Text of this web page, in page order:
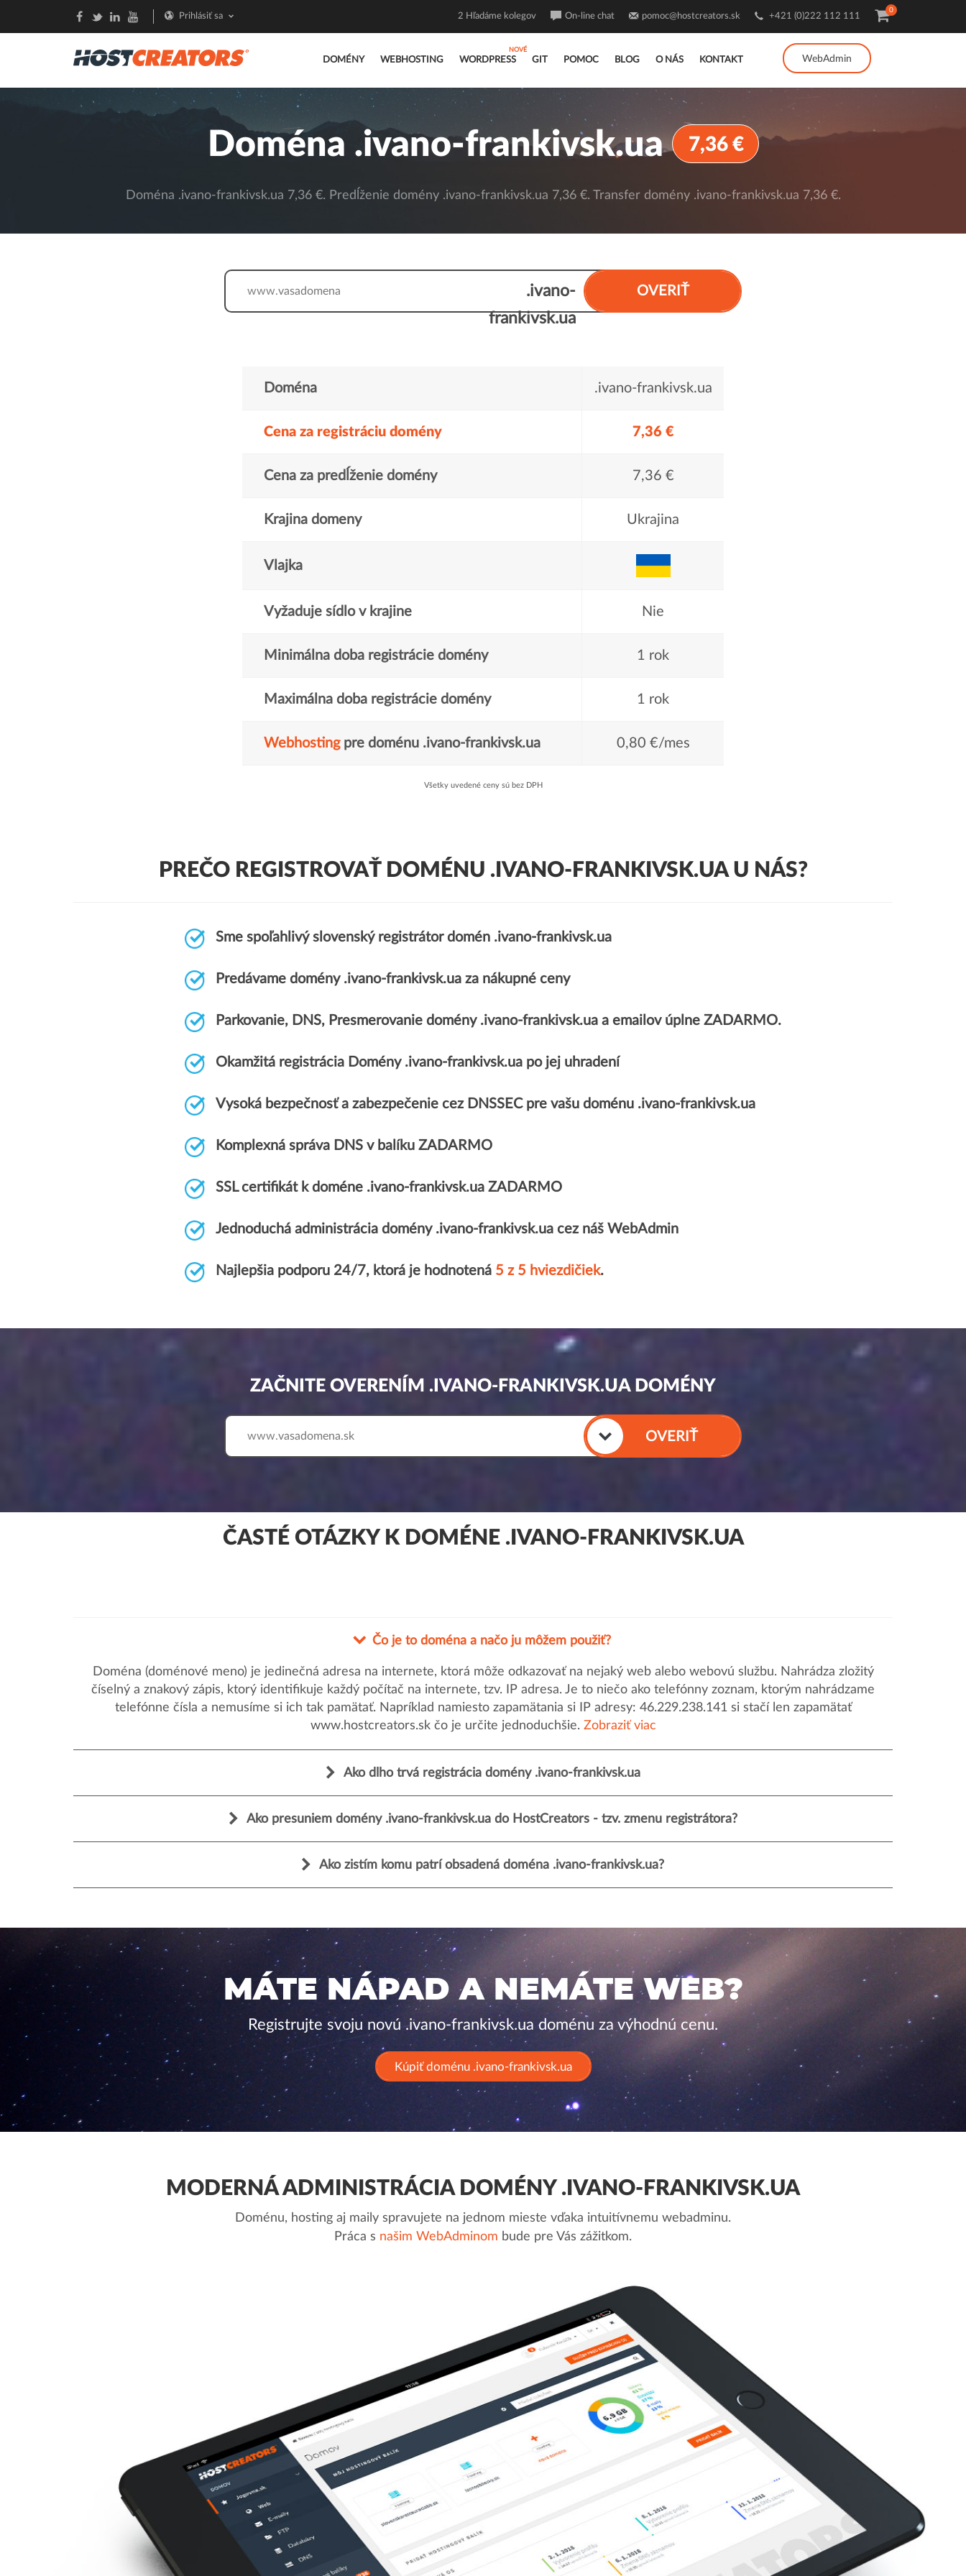
DOMÉNY WEBHOSTING WORDPRESS GIT POMOC BLOG O NÁS KONTAKT WebAdmin
Prihlásiť sa 2 Hľadáme kolegov On-line chat pomoc@hostcreators.sk +421 (0)222 112 111
0
Doména .ivano-frankivsk.ua 7,36 €
Doména .ivano-frankivsk.ua 7,36 €. Predĺženie domény .ivano-frankivsk.ua 7,36 €. Transfer domény .ivano-frankivsk.ua 7,36 €.
OVERIŤ
.ivano-
frankivsk.ua
www.
Doména .ivano-frankivsk.ua
Cena za registráciu domény 7,36 €
Cena za predĺženie domény 7,36 €
Krajina domeny Ukrajina
Vlajka
Vyžaduje sídlo v krajine Nie
Minimálna doba registrácie domény 1 rok
Maximálna doba registrácie domény 1 rok
Webhostingpre doménu .ivano-frankivsk.ua 0,80 €/mes
Všetky uvedené ceny sú bez DPH
PREČO REGISTROVAŤ DOMÉNU .IVANO-FRANKIVSK.UA U NÁS?
Sme spoľahlivý slovenský registrátor domén .ivano-frankivsk.ua
Predávame domény .ivano-frankivsk.ua za nákupné ceny
Parkovanie, DNS, Presmerovanie domény .ivano-frankivsk.ua a emailov úplne ZADARMO.
Okamžitá registrácia Domény .ivano-frankivsk.ua po jej uhradení
Vysoká bezpečnosť a zabezpečenie cez DNSSEC pre vašu doménu .ivano-frankivsk.ua
Komplexná správa DNS v balíku ZADARMO
SSL certifikát k doméne .ivano-frankivsk.ua ZADARMO
Jednoduchá administrácia domény .ivano-frankivsk.ua cez náš WebAdmin
Najlepšia podporu 24/7, ktorá je hodnotená 5 z 5 hviezdičiek.
ZAČNITE OVERENÍM .IVANO-FRANKIVSK.UA DOMÉNY
OVERIŤ
www.
ČASTÉ OTÁZKY K DOMÉNE .IVANO-FRANKIVSK.UA
Čo je to doména a načo ju môžem použiť?
Doména (doménové meno) je jedinečná adresa na internete, ktorá môže odkazovať na nejaký web alebo webovú službu. Nahrádza zložitý
číselný a znakový zápis, ktorý identifikuje každý počítač na internete, tzv. IP adresa. Je to niečo ako telefónny zoznam, ktorým nahrádzame
telefónne čísla a nemusíme si ich tak pamätať. Napríklad namiesto zapamätania si IP adresy: 46.229.238.141 si stačí len zapamätať
www.hostcreators.sk čo je určite jednoduchšie. Zobraziť viac
Ako dlho trvá registrácia domény .ivano-frankivsk.ua
Ako presuniem domény .ivano-frankivsk.ua do HostCreators - tzv. zmenu registrátora?
Ako zistím komu patrí obsadená doména .ivano-frankivsk.ua?
MÁTE NÁPAD A NEMÁTE WEB?
Registrujte svoju novú .ivano-frankivsk.ua doménu za výhodnú cenu.
Kúpiť doménu .ivano-frankivsk.ua
MODERNÁ ADMINISTRÁCIA DOMÉNY .IVANO-FRANKIVSK.UA
Doménu, hosting aj maily spravujete na jednom mieste vďaka intuitívnemu webadminu.
Práca s našim WebAdminom bude pre Vás zážitkom.